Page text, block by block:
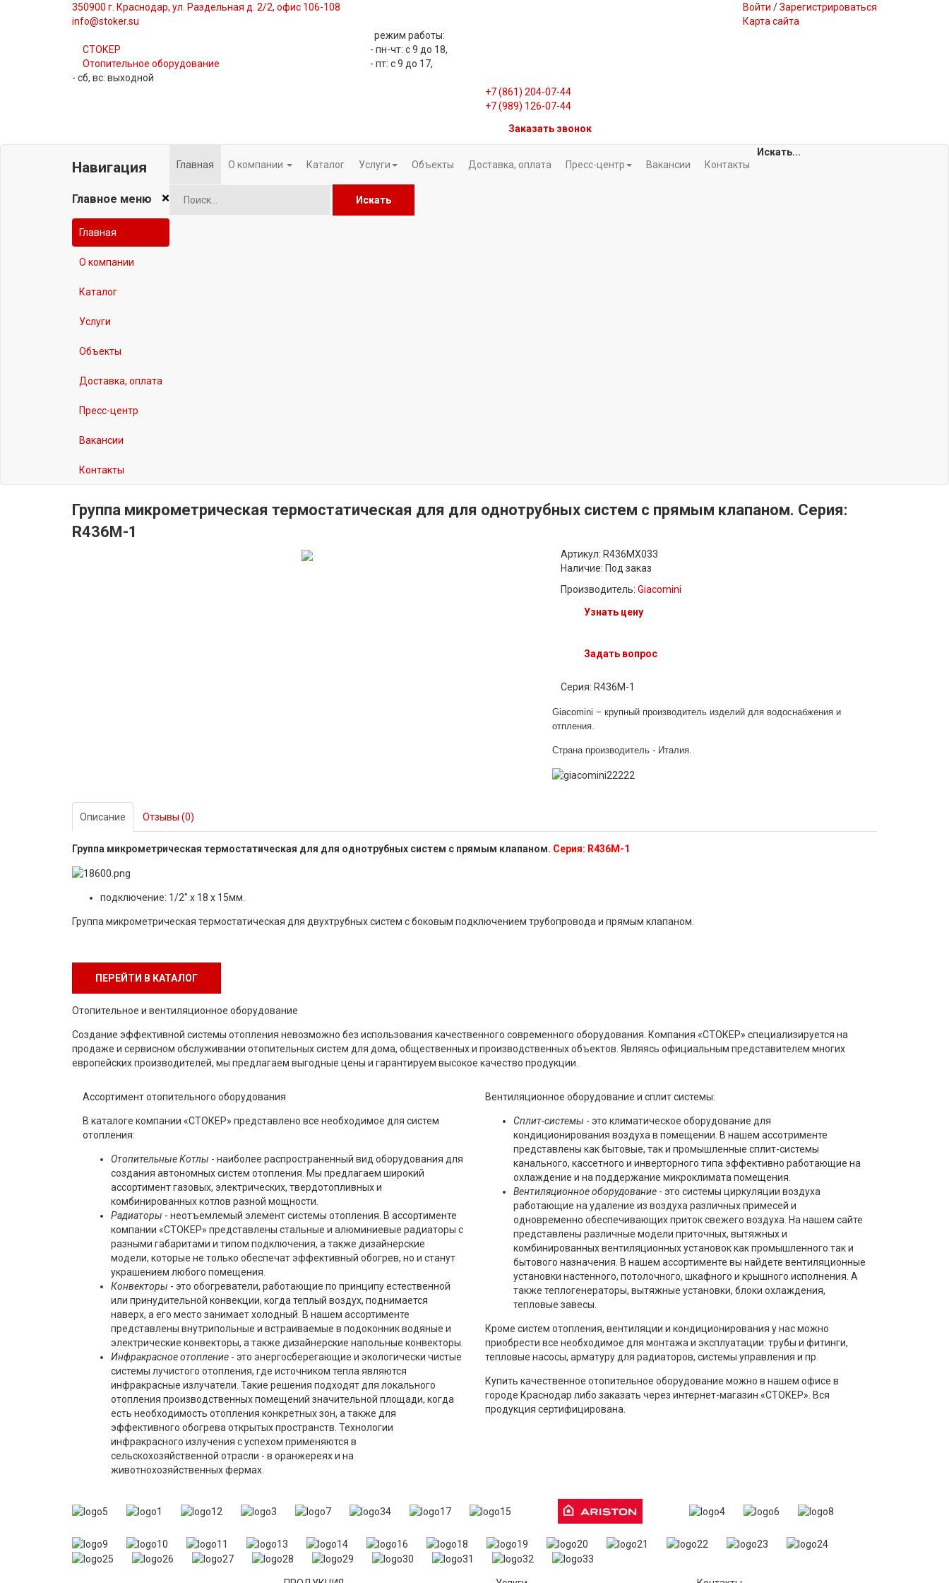
350900 г. Краснодар, ул. Раздельная д. 2/2, офис 106-108
info@stoker.su
Войти /Зарегистрироваться
Карта сайта
СТОКЕР
Отопительное оборудование
режим работы:
- пн-чт: с 9 до 18,
- пт: с 9 до 17,
- сб, вс: выходной
+7 (861) 204-07-44
+7 (989) 126-07-44
Заказать звонок
Навигация
×
Главное меню
Главная
О компании
Каталог
Услуги
Объекты
Доставка, оплата
Пресс-центр
Вакансии
Контакты
Главная О компании Каталог Услуги Объекты Доставка, оплата Пресс-центр Вакансии Контакты
Искать...
Искать
Группа микрометрическая термостатическая для для однотрубных систем с прямым клапаном. Серия:
R436M-1
Артикул: R436MX033
Наличие: Под заказ
Производитель: Giacomini
Узнать цену
Задать вопрос
Серия: R436M-1
Giacomini − крупный производитель изделий для водоснабжения и
отпления.
Страна производитель - Италия.
Описание Отзывы (0)
Группа микрометрическая термостатическая для для однотрубных систем с прямым клапаном. Серия: R436M-1
подключение: 1/2" x 18 x 15мм.
Группа микрометрическая термостатическая для двухтрубных систем с боковым подключением трубопровода и прямым клапаном.
ПЕРЕЙТИ В КАТАЛОГ
Отопительное и вентиляционное оборудование
Создание эффективной системы отопления невозможно без использования качественного современного оборудования. Компания «СТОКЕР» специализируется на
продаже и сервисном обслуживании отопительных систем для дома, общественных и производственных объектов. Являясь официальным представителем многих
европейских производителей, мы предлагаем выгодные цены и гарантируем высокое качество продукции.
Ассортимент отопительного оборудования
В каталоге компании «СТОКЕР» представлено все необходимое для систем
отопления:
Отопительные Котлы - наиболее распространенный вид оборудования для
создания автономных систем отопления. Мы предлагаем широкий
ассортимент газовых, электрических, твердотопливных и
комбинированных котлов разной мощности.
Радиаторы - неотъемлемый элемент системы отопления. В ассортименте
компании «СТОКЕР» представлены стальные и алюминиевые радиаторы с
разными габаритами и типом подключения, а также дизайнерские
модели, которые не только обеспечат эффективный обогрев, но и станут
украшением любого помещения.
Конвекторы - это обогреватели, работающие по принципу естественной
или принудительной конвекции, когда теплый воздух, поднимается
наверх, а его место занимает холодный. В нашем ассортименте
представлены внутрипольные и встраиваемые в подоконник водяные и
электрические конвекторы, а также дизайнерские напольные конвекторы.
Инфракрасное отопление - это энергосберегающие и экологически чистые
системы лучистого отопления, где источником тепла являются
инфракрасные излучатели. Такие решения подходят для локального
отопления производственных помещений значительной площади, когда
есть необходимость отопления конкретных зон, а также для
эффективного обогрева открытых пространств. Технологии
инфракрасного излучения с успехом применяются в
сельскохозяйственной отрасли - в оранжереях и на
животнохозяйственных фермах.
Вентиляционное оборудование и сплит системы:
Сплит-системы - это климатическое оборудование для
кондиционирования воздуха в помещении. В нашем ассотрименте
представлены как бытовые, так и промышленные сплит-системы
канального, кассетного и инверторного типа эффективно работающие на
охлаждение и на поддержание микроклимата помещения.
Вентиляционное оборудование - это системы циркуляции воздуха
работающие на удаление из воздуха различных примесей и
одновременно обеспечивающих приток свежего воздуха. На нашем сайте
представлены различные модели приточных, вытяжных и
комбинированных вентиляционных установок как промышленного так и
бытового назначения. В нашем ассортименте вы найдете вентиляционные
установки настенного, потолочного, шкафного и крышного исполнения. А
также теплогенераторы, вытяжные установки, блоки охлаждения,
тепловые завесы.
Кроме систем отопления, вентиляции и кондиционирования у нас можно
приобрести все необходимое для монтажа и эксплуатации: трубы и фитинги,
тепловые насосы, арматуру для радиаторов, системы управления и пр.
Купить качественное отопительное оборудование можно в нашем офисе в
городе Краснодар либо заказать через интернет-магазин «СТОКЕР». Вся
продукция сертифицирована.